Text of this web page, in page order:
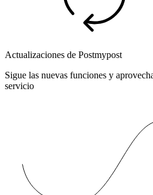
Actualizaciones de Postmypost
Sigue las nuevas funciones y
servicio